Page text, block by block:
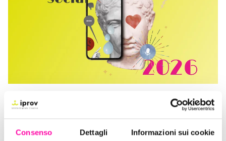
Consenso Dettagli Informazioni sui cookie
10 Dicembre 2025
Trend Social 2026